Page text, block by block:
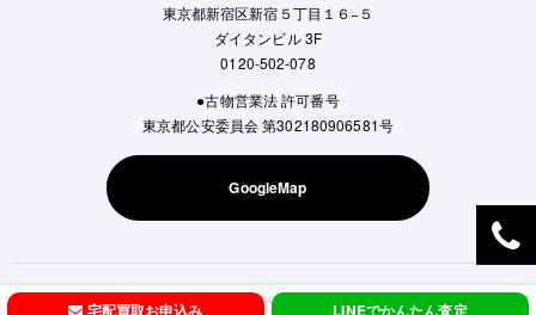
宅配買取お申込み LINEでかんたん査定
東京都新宿区新宿５丁目１６−５
ダイタンビル 3F
0120-502-078
●古物営業法 許可番号
東京都公安委員会 第302180906581号
GoogleMap
Copyright © Kaitori Komachi All Rights Reserved.